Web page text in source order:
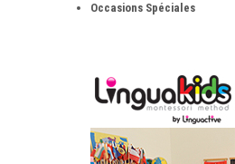
Occasions Spéciales